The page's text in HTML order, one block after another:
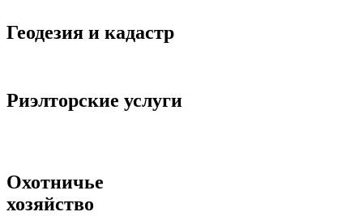
Геодезия и кадастр
Риэлторские услуги
Охотничье
хозяйство